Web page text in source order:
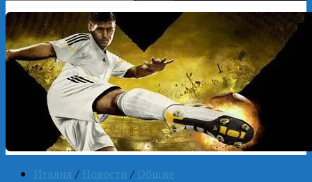
Италия / Новости / Общие